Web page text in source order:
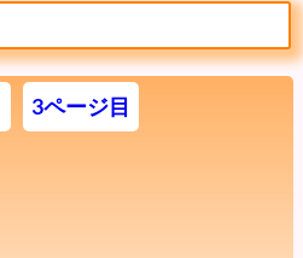
3ページ目